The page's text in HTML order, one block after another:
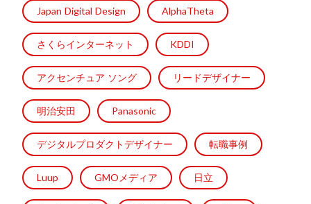
Japan Digital Design AlphaTheta
さくらインターネット KDDI
アクセンチュア ソング リードデザイナー
明治安田 Panasonic
デジタルプロダクトデザイナー 転職事例
Luup GMOメディア 日立